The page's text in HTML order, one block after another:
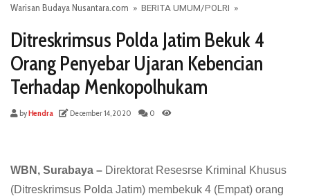
Warisan Budaya Nusantara.com » BERITA UMUM/POLRI »
Ditreskrimsus Polda Jatim Bekuk 4
Orang Penyebar Ujaran Kebencian
Terhadap Menkopolhukam
byHendra December 14, 2020 0
WBN, Surabaya – Direktorat Resesrse Kriminal Khusus
(Ditreskrimsus Polda Jatim) membekuk 4 (Empat) orang